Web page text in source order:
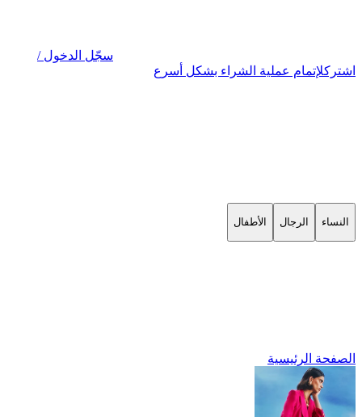
سجّل الدخول /
اشتركلإتمام عملية الشراء بشكل أسرع
النساء الرجال الأطفال
الصفحة الرئيسية